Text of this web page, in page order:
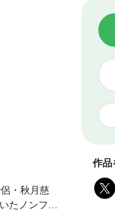
作品
・秋月慈
たノンフィ